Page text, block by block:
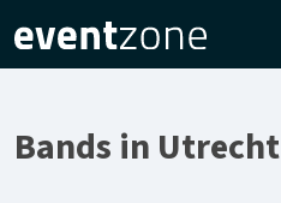
Bands in Utrecht